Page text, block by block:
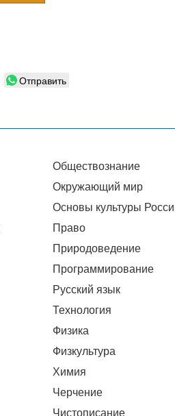
Отправить
Обществознание
Окружающий мир
Основы культуры
Право
Природоведение
Программирование
Русский язык
Технология
Физика
Физкультура
Химия
Черчение
Чистописание